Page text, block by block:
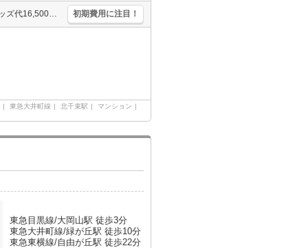
エレベーターあり。浴室乾燥機付。安心のオートロック。消火剤・防災グッズ代16,500円～。24時間ゴミ出し可。保証会社加入要(初回、月額総支払額の30%、更新保証料10,000円)。 初期費用に注目！
東急大井町線 北千束駅
マンション
東急目黒線/大岡山駅 徒歩3分
東急大井町線/緑が丘駅 徒歩10分
東急東横線/自由が丘駅 徒歩22分